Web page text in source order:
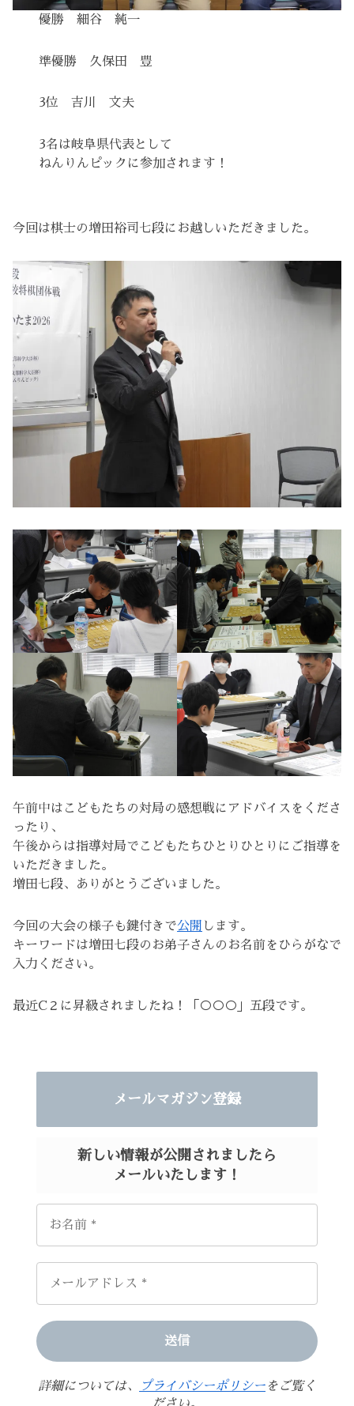
優勝 細谷 純一
準優勝 久保田 豊
3位 吉川 文夫
3名は岐阜県代表として
ねんりんピックに参加されます！
今回は棋士の増田裕司七段にお越しいただきました。
午前中はこどもたちの対局の感想戦にアドバイスをくださ
ったり、
午後からは指導対局でこどもたちひとりひとりにご指導を
いただきました。
増田七段、ありがとうございました。
今回の大会の様子も鍵付きで公開 します。
キーワードは増田七段のお弟子さんのお名前をひらがなで
入力ください。
最近C２に昇級されましたね！「○○○」五段です。
メールマガジン登録
新しい情報が公開されましたら
メールいたします！
詳細については、 プライバシーポリシー をご覧く